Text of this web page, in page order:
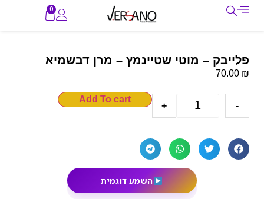
0
פלייבק – מוטי שטיינמץ – מרן דבשמיא
70.00 ₪
-
+
Add To cart
השמע דוגמית